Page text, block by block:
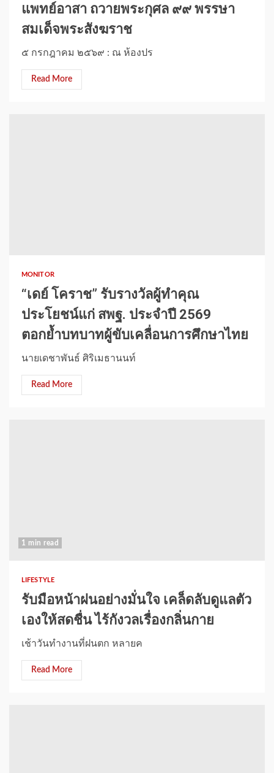
แพทย์อาสา ถวายพระกุศล ๙๙ พรรษา
สมเด็จพระสังฆราช
๕ กรกฎาคม ๒๕๖๙ : ณ ห้องปร
Read More
MONITOR
“เดย์ โคราช” รับรางวัลผู้ทำคุณ
ประโยชน์แก่ สพฐ. ประจำปี 2569
ตอกย้ำบทบาทผู้ขับเคลื่อนการศึกษาไทย
นายเดชาพันธ์ ศิริเมธานนท์
Read More
1 min read
LIFESTYLE
รับมือหน้าฝนอย่างมั่นใจ เคล็ดลับดูแลตัว
เองให้สดชื่น ไร้กังวลเรื่องกลิ่นกาย
เช้าวันทำงานที่ฝนตก หลายค
Read More